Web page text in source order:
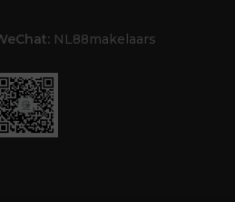
NL88makelaars